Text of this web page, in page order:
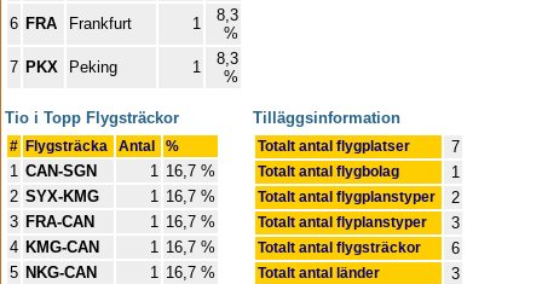
6 FRA Frankfurt 1
8,3
%
7 PKX Peking 1
8,3
%
Tio i Topp Flygsträckor
# Flygsträcka Antal %
1 CAN-SGN 1 16,7 %
2 SYX-KMG 1 16,7 %
3 FRA-CAN 1 16,7 %
4 KMG-CAN 1 16,7 %
5 NKG-CAN 1 16,7 %
Tilläggsinformation
Totalt antal flygplatser 7
Totalt antal flygbolag 1
Totalt antal flygplanstyper 2
Totalt antal flyplanstyper 3
Totalt antal flygsträckor 6
Totalt antal länder 3